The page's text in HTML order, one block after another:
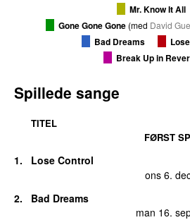
Mr. Know It All
Gone Gone Gone (med David
Bad Dreams
Break Up in
Spillede sange
TITEL
FØRST
1.
Lose Control
ons 6.
2.
Bad Dreams
man 16.